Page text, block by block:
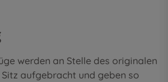
werden an Stelle des originalen
aufgebracht und geben so